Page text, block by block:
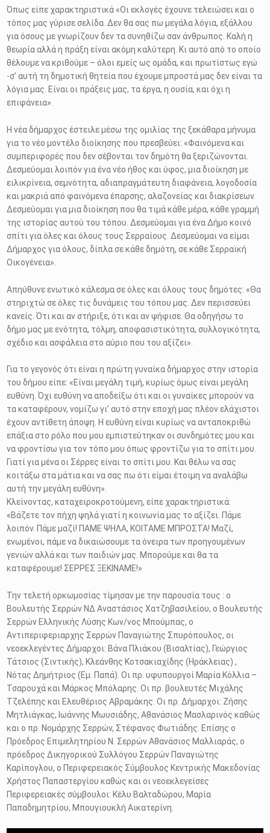
Όπως είπε χαρακτηριστικά «Οι εκλογές έχουνε τελειώσει και ο
τόπος μας γύρισε σελίδα. Δεν θα σας πω μεγάλα λόγια, εξάλλου
για όσους με γνωρίζουν δεν τα συνηθίζω σαν άνθρωπος. Καλή η
θεωρία αλλά η πράξη είναι ακόμη καλύτερη. Κι αυτό από το οποίο
θέλουμε να κριθούμε – όλοι εμείς ως ομάδα, και πρωτίστως εγώ
-σ’ αυτή τη δημοτική θητεία που έχουμε μπροστά μας δεν είναι τα
λόγια μας. Είναι οι πράξεις μας, τα έργα, η ουσία, και όχι η
επιφάνεια».
Η νέα δήμαρχος έστειλε μέσω της ομιλίας της ξεκάθαρα μήνυμα
για το νέο μοντέλο διοίκησης που πρεσβεύει: «Φαινόμενα και
συμπεριφορές που δεν σέβονται τον δημότη θα ξεριζώνονται.
Δεσμεύομαι λοιπόν για ένα νέο ήθος και ύφος, μια διοίκηση με
ειλικρίνεια, σεμνότητα, αδιαπραγμάτευτη διαφάνεια, λογοδοσία
και μακριά από φαινόμενα έπαρσης, αλαζονείας και διακρίσεων.
Δεσμεύομαι για μια διοίκηση που θα τιμά κάθε μέρα, κάθε γραμμή
της ιστορίας αυτού του τόπου. Δεσμεύομαι για ένα Δήμο κοινό
σπίτι για όλες και όλους τους Σερραίους. Δεσμεύομαι να είμαι
Δήμαρχος για όλους, δίπλα σε κάθε δημότη, σε κάθε Σερραϊκή
Οικογένεια».
Απηύθυνε ενωτικό κάλεσμα σε όλες και όλους τους δημότες: «Θα
στηριχτώ σε όλες τις δυνάμεις του τόπου μας. Δεν περισσεύει
κανείς. Ότι και αν στήριξε, ότι και αν ψήφισε. Θα οδηγήσω το
δήμο μας με ενότητα, τόλμη, αποφασιστικότητα, συλλογικότητα,
σχέδιο και ασφάλεια στο αύριο που του αξίζει».
Για το γεγονός ότι είναι η πρώτη γυναίκα δήμαρχος στην ιστορία
του δήμου είπε: «Είναι μεγάλη τιμή, κυρίως όμως είναι μεγάλη
ευθύνη. Όχι ευθύνη να αποδείξω ότι και οι γυναίκες μπορούν να
τα καταφέρουν, νομίζω γι’ αυτό στην εποχή μας πλέον ελάχιστοι
έχουν αντίθετη άποψη. Η ευθύνη είναι κυρίως να ανταποκριθώ
επάξια στο ρόλο που μου εμπιστεύτηκαν οι συνδημότες μου και
να φροντίσω για τον τόπο μου όπως φροντίζω για το σπίτι μου.
Γιατί για μένα οι Σέρρες είναι το σπίτι μου. Και θέλω να σας
κοιτάξω στα μάτια και να σας πω ότι είμαι έτοιμη να αναλάβω
αυτή την μεγάλη ευθύνη».
Κλείνοντας, καταχειροκροτούμενη, είπε χαρακτηριστικά:
«Βάζετε τον πήχη ψηλά γιατί η κοινωνία μας το αξίζει. Πάμε
λοιπόν. Πάμε μαζί! ΠΑΜΕ ΨΗΛΑ, ΚΟΙΤΑΜΕ ΜΠΡΟΣΤΑ! Μαζί,
ενωμένοι, πάμε να δικαιώσουμε τα όνειρα των προηγουμένων
γενιών αλλά και των παιδιών μας. Μπορούμε και θα τα
καταφέρουμε! ΣΕΡΡΕΣ ΞΕΚΙΝΑΜΕ!»
Την τελετή ορκωμοσίας τίμησαν με την παρουσία τους : o
Βουλευτής Σερρών ΝΔ Αναστάσιος Χατζηβασιλείου, ο Βουλευτής
Σερρών Ελληνικής Λύσης Κων/νος Μπούμπας, ο
Αντιπεριφεριαρχης Σερρών Παναγιώτης Σπυρόπουλος, οι
νεοεκλεγέντες Δήμαρχοι: Βάνα Πλιάκου (Βισαλτίας), Γεώργιος
Τάτσιος (Σιντικής), Κλεάνθης Κοτσακιαχίδης (Ηράκλειας) ,
Νότας Δημήτριος (Εμ. Παπά). Οι πρ. υφυπουργοί Μαρία Κόλλια –
Τσαρουχά και Μάρκος Μπόλαρης. Οι πρ. βουλευτές Μιχάλης
Τζελέπης και Ελευθέριος Αβραμάκης. Οι πρ. Δήμαρχοι: Ζήσης
Μητλιάγκας, Ιωάννης Μωυσιάδης, Αθανάσιος Μασλαρινός καθώς
και ο πρ. Νομάρχης Σερρών, Στέφανος Φωτιάδης. Επίσης ο
Πρόεδρος Επιμελητηρίου Ν. Σερρών Αθανάσιος Μαλλιαράς, ο
πρόεδρος Δικηγορικού Συλλόγου Σερρών Παναγιώτης
Καρίπογλου, ο Περιφερειακός Σύμβουλος Κεντρικής Μακεδονίας
Χρήστος Παπαστεργίου καθώς και οι νεοεκλεγείσες
Περιφερειακές σύμβουλοι: Κέλυ Βαλταδώρου, Μαρία
Παπαδημητρίου, Μπουγιουκλή Αικατερίνη.